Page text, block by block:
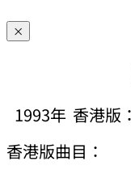
×
1993年 香港版
香港版曲目：